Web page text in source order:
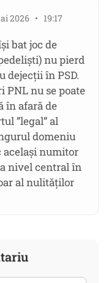
2026 • 19:17
bat joc de
nu pierd
dejecții în PSD.
PNL nu se poate
în afară de
”legal” al
domeniu
același numitor
nivel central în
al nulităților